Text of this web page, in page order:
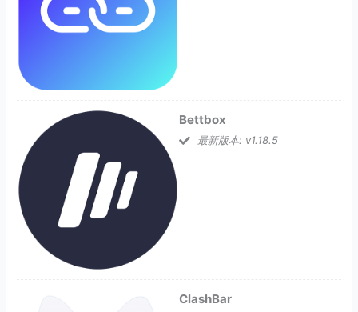
Bettbox
最新版本: v1.18.5
ClashBar